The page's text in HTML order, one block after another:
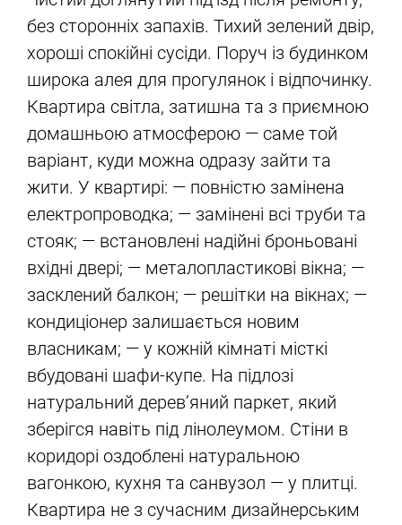
без сторонніх запахів. Тихий зелений двір,
хороші спокійні сусіди. Поруч із будинком
широка алея для прогулянок і відпочинку.
Квартира світла, затишна та з приємною
домашньою атмосферою — саме той
варіант, куди можна одразу зайти та
жити. У квартирі: — повністю замінена
електропроводка; — замінені всі труби та
стояк; — встановлені надійні броньовані
вхідні двері; — металопластикові вікна; —
засклений балкон; — решітки на вікнах; —
кондиціонер залишається новим
власникам; — у кожній кімнаті місткі
вбудовані шафи-купе. На підлозі
натуральний дерев’яний паркет, який
зберігся навіть під лінолеумом. Стіни в
коридорі оздоблені натуральною
вагонкою, кухня та санвузол — у плитці.
Квартира не з сучасним дизайнерським